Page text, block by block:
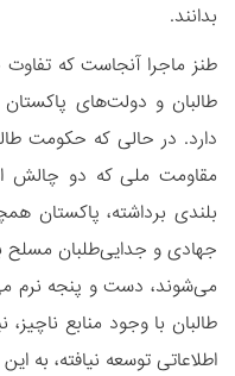
بدانند.
طنز ماجرا آنجاست که
طالبان و دولت‌های پاکستان
دارد. در حالی که حکومت
مقاومت ملی که دو چالش
بلندی برداشته، پاکستان
جهادی و جدایی‌طلبان مسلح
می‌شوند، دست و پنجه نرم
طالبان با وجود منابع
اطلاعاتی توسعه نیافته، به